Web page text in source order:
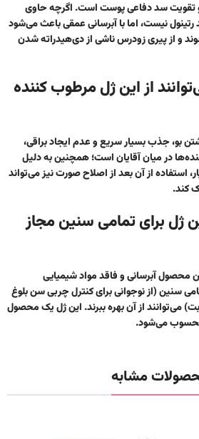
و تقویت سد دفاعی پوست است. اگرچه حاوی
نیست، اما با آبرسانی عمقی باعث می‌شود
و از پیری زودرس ناشی از دی‌هیدراته شدن
از این ژل مرطوب‌ کننده
بو، جذب بسیار سریع و عدم ایجاد براقی،
در میان آقایان است؛ همچنین به دلیل
از آن بعد از اصلاح صورت نیز می‌تواند
کند.
ژل برای تمامی سنین مجاز
محصول آبرسانی و فاقد مواد شیمیایی
سنین (از نوجوانی برای کنترل چربی سن بلوغ
می‌توانند از آن بهره ببرند. این ژل یک محصول
محسوب می‌شود.
مشابه